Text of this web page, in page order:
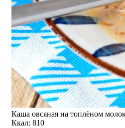
Каша овсяная на топлёном
Ккал: 810